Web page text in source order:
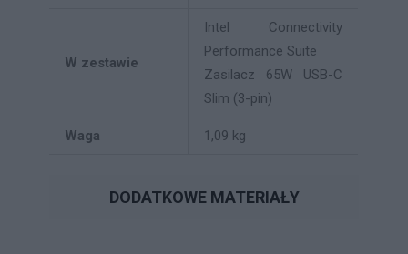
W zestawie
Intel Connectivity
Performance Suite
Zasilacz 65W USB-C
Slim (3-pin)
Waga 1,09 kg
DODATKOWE MATERIAŁY